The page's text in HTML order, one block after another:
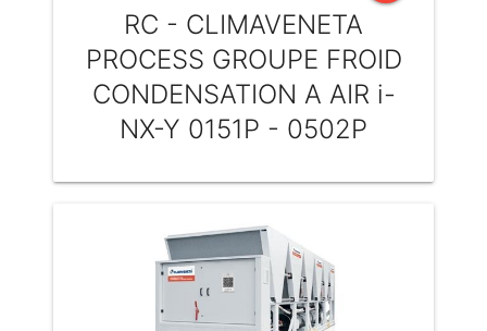
RC - CLIMAVENETA
PROCESS GROUPE FROID
CONDENSATION A AIR i-
NX-Y 0151P - 0502P